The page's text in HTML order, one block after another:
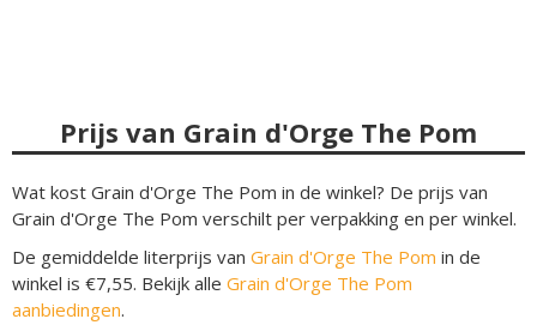
Prijs van Grain d'Orge The Pom
Wat kost Grain d'Orge The Pom in de winkel? De prijs van
Grain d'Orge The Pom verschilt per verpakking en per winkel.
De gemiddelde literprijs van Grain d'Orge The Pom in de
winkel is €7,55. Bekijk alle Grain d'Orge The Pom
aanbiedingen.